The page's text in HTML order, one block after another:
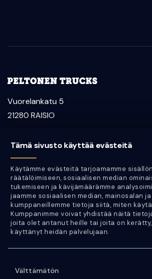
Tämä sivusto käyttää evästeitä
Käytämme evästeitä tarjoamamme
räätälöimiseen, sosiaalisen median
tukemiseen ja kävijämäärämme
jaamme sosiaalisen median, mainosalan
kumppaneillemme tietoja siitä, miten
Kumppanimme voivat yhdistää näitä
joita olet antanut heille tai joita on
käyttänyt heidän palvelujaan.
Välttämätön
Vuorelankatu 5
21280 RAISIO
Aleksi Peltonen
050 452 0344
Jan Peltonen
050 452 0333
Y-tunnus: 2746302-1